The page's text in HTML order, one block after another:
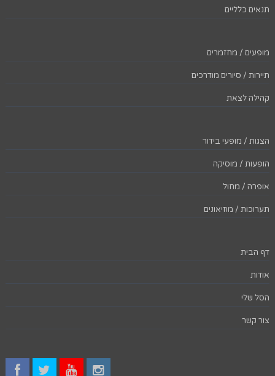
תנאים כלליים
מופעים / מחזמרים
תיירות / סיורים מודרכים
קהילה לצאת
הצגות / מופעי בידור
הופעות / מוסיקה
אופרה / מחול
תערוכות / מוזיאונים
דף הבית
אודות
הסל שלי
צור קשר